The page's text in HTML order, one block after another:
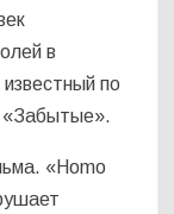
в
по
«Забытые».
«Homo